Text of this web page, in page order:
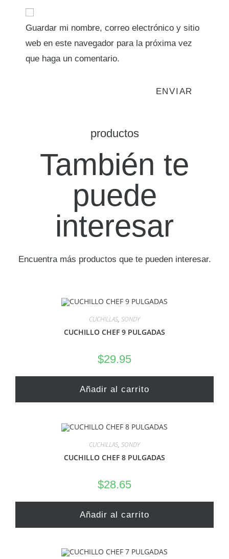
Guardar mi nombre, correo electrónico y sitio
web en este navegador para la próxima vez
que haga un comentario.
productos
También te
puede
interesar
Encuentra más productos que te pueden interesar.
CUCHILLAS, SONDY
CUCHILLO CHEF 9 PULGADAS
$29.95
Añadir al carrito
CUCHILLAS, SONDY
CUCHILLO CHEF 8 PULGADAS
$28.65
Añadir al carrito